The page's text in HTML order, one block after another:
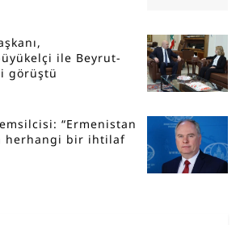
ile Beyrut-
görüştü
“Ermenistan
herhangi bir ihtilaf